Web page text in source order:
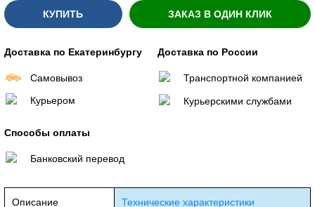
КУПИТЬ ЗАКАЗ В ОДИН КЛИК
Доставка по Екатеринбургу
Самовывоз
Курьером
Доставка по России
Транспортной компанией
Курьерскими службами
Способы оплаты
Банковский перевод
Описание Технические характеристики